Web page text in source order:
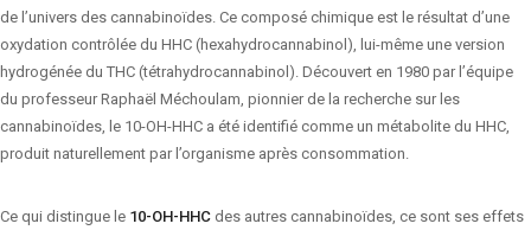
de l’univers des cannabinoïdes. Ce composé chimique est le résultat d’une
oxydation contrôlée du HHC (hexahydrocannabinol), lui-même une version
hydrogénée du THC (tétrahydrocannabinol). Découvert en 1980 par l’équipe
du professeur Raphaël Méchoulam, pionnier de la recherche sur les
cannabinoïdes, le 10-OH-HHC a été identifié comme un métabolite du HHC,
produit naturellement par l’organisme après consommation.
Ce qui distingue le 10-OH-HHC des autres cannabinoïdes, ce sont ses effets